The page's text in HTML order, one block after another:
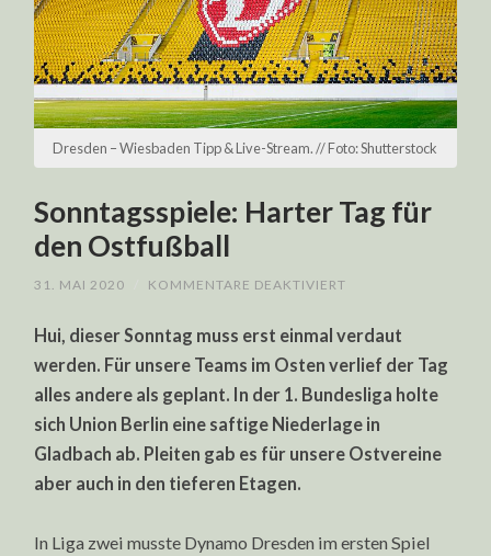
Dresden – Wiesbaden Tipp & Live-Stream. // Foto: Shutterstock
Sonntagsspiele: Harter Tag für
den Ostfußball
31. MAI 2020 KOMMENTARE DEAKTIVIERT
TAG
DEN
Hui, dieser Sonntag muss erst einmal verdaut
werden. Für unsere Teams im Osten verlief der Tag
alles andere als geplant. In der 1. Bundesliga holte
sich Union Berlin eine saftige Niederlage in
Gladbach ab. Pleiten gab es für unsere Ostvereine
aber auch in den tieferen Etagen.
In Liga zwei musste Dynamo Dresden im ersten Spiel